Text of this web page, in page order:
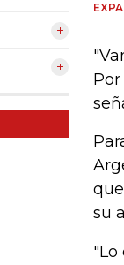
su
"Lo